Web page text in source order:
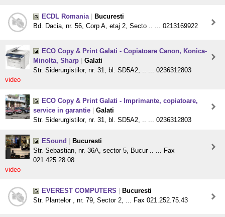
ECDL Romania
Bucuresti
Bd. Dacia, nr. 56, Corp A, etaj 2, Secto .. ... 0213169922
ECO Copy & Print Galati - Copiatoare Canon, Konica-
Minolta, Sharp
Galati
Str. Siderurgistilor, nr. 31, bl. SD5A2, .. ... 0236312803
video
ECO Copy & Print Galati - Imprimante, copiatoare,
service in garantie
Galati
Str. Siderurgistilor, nr. 31, bl. SD5A2, .. ... 0236312803
ESound
Bucuresti
Str. Sebastian, nr. 36A, sector 5, Bucur .. ... Fax
021.425.28.08
video
EVEREST COMPUTERS
Bucuresti
Str. Plantelor , nr. 79, Sector 2, ... Fax 021.252.75.43